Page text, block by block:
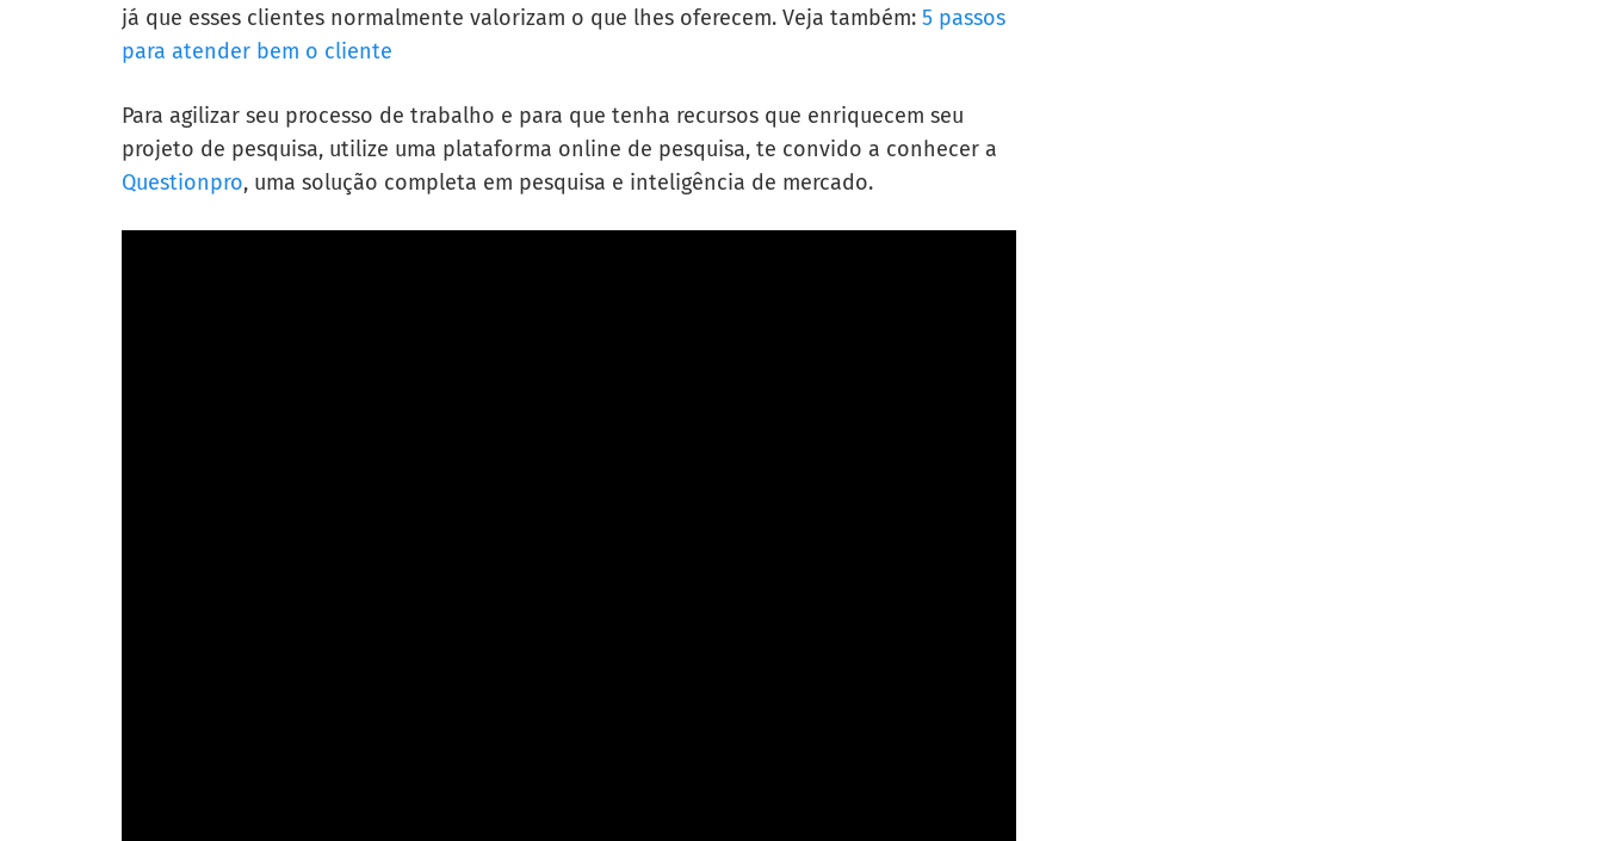
já que esses clientes normalmente valorizam o que lhes oferecem. Veja também: 5 passos
para atender bem o cliente
Para agilizar seu processo de trabalho e para que tenha recursos que enriquecem seu
projeto de pesquisa, utilize uma plataforma online de pesquisa, te convido a conhecer a
Questionpro, uma solução completa em pesquisa e inteligência de mercado.